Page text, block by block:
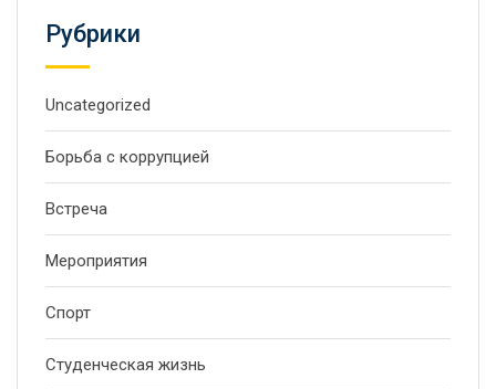
Рубрики
Uncategorized
Борьба с коррупцией
Встреча
Мероприятия
Спорт
Студенческая жизнь